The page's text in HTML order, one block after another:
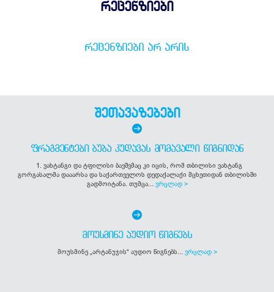
რეცენზიები
ᲠᲔᲪᲔᲜᲖᲘᲔᲑᲘ ᲐᲠ ᲐᲠᲘᲡ
შეთავაზებები
ᲤᲠᲐᲒᲛᲔᲜᲢᲔᲑᲘ ᲑᲣᲑᲐ ᲙᲣᲓᲐᲕᲐᲡ ᲛᲝᲛᲐᲕᲐᲚᲘ ᲬᲘᲒᲜᲘᲓᲐᲜ
1. ვახტანგი და ტფილისი ბავშვმაც კი იცის, რომ თბილისი ვახტანგ
გორგასალმა დააარსა და საქართველოს დედაქალაქი მცხეთიდან თბილისში
გადმოიტანა. თუმცა... ვრცლად >
ᲛᲝᲣᲡᲛᲘᲜᲔ ᲐᲣᲓᲘᲝ ᲬᲘᲒᲜᲔᲑᲡ
მოუსმინე „არტანუჯის“ აუდიო წიგნებს... ვრცლად >